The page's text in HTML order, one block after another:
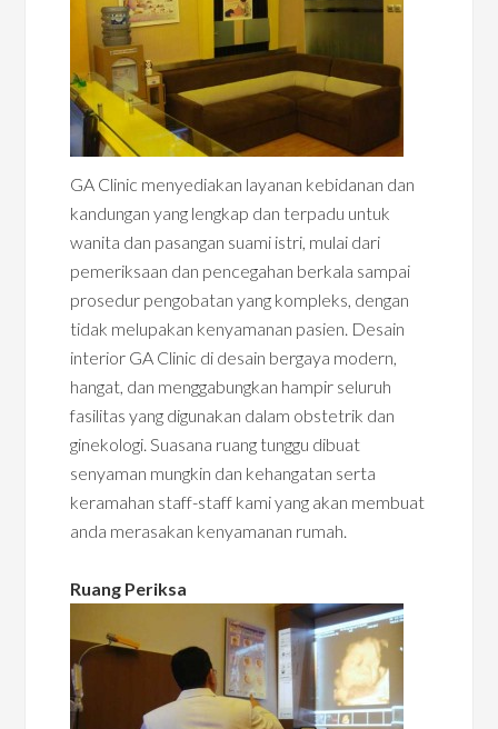
GA Clinic menyediakan layanan kebidanan dan
kandungan yang lengkap dan terpadu untuk
wanita dan pasangan suami istri, mulai dari
pemeriksaan dan pencegahan berkala sampai
prosedur pengobatan yang kompleks, dengan
tidak melupakan kenyamanan pasien. Desain
interior GA Clinic di desain bergaya modern,
hangat, dan menggabungkan hampir seluruh
fasilitas yang digunakan dalam obstetrik dan
ginekologi. Suasana ruang tunggu dibuat
senyaman mungkin dan kehangatan serta
keramahan staff-staff kami yang akan membuat
anda merasakan kenyamanan rumah.
Ruang Periksa